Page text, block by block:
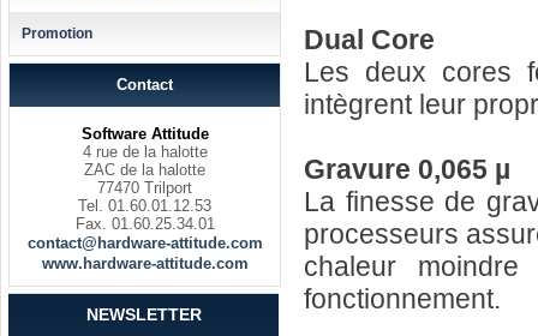
Promotion
Contact
Software Attitude
4 rue de la halotte
ZAC de la halotte
77470 Trilport
Tel. 01.60.01.12.53
Fax. 01.60.25.34.01
contact@hardware-attitude.com
www.hardware-attitude.com
NEWSLETTER
Dual Core
Les deux cores
intègrent leur
Gravure 0,065 µ
La finesse de
processeurs
chaleur
fonctionnement.